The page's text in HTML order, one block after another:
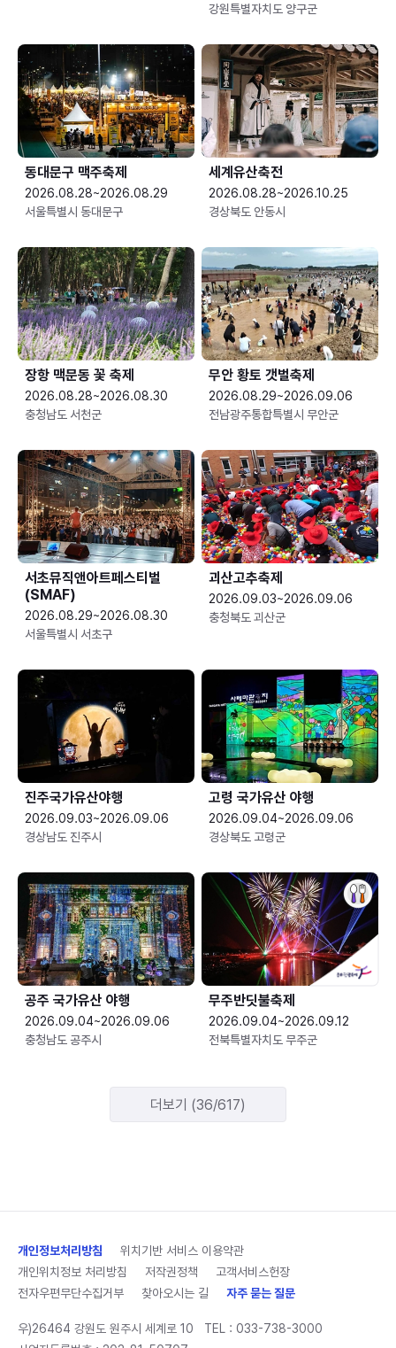
강원특별자치도 양구군
동대문구 맥주축제
2026.08.28~2026.08.29
서울특별시 동대문구
세계유산축전
2026.08.28~2026.10.25
경상북도 안동시
장항 맥문동 꽃 축제
2026.08.28~2026.08.30
충청남도 서천군
무안 황토 갯벌축제
2026.08.29~2026.09.06
전남광주통합특별시 무안군
서초뮤직앤아트페스티벌
(SMAF)
2026.08.29~2026.08.30
서울특별시 서초구
괴산고추축제
2026.09.03~2026.09.06
충청북도 괴산군
진주국가유산야행
2026.09.03~2026.09.06
경상남도 진주시
고령 국가유산 야행
2026.09.04~2026.09.06
경상북도 고령군
공주 국가유산 야행
2026.09.04~2026.09.06
충청남도 공주시
무주반딧불축제
2026.09.04~2026.09.12
전북특별자치도 무주군
더보기 (36/617)
개인정보처리방침
위치기반 서비스 이용약관
개인위치정보 처리방침
저작권정책
고객서비스헌장
전자우편무단수집거부
찾아오시는 길 자주 묻는 질문
우)26464 강원도 원주시 세계로 10 TEL : 033-738-3000